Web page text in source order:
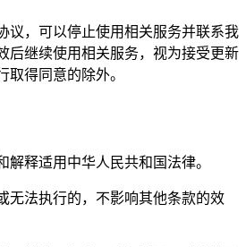
议，可以停止使用相关服务并联系我
后继续使用相关服务，视为接受更新
取得同意的除外。
解释适用中华人民共和国法律。
无法执行的，不影响其他条款的效